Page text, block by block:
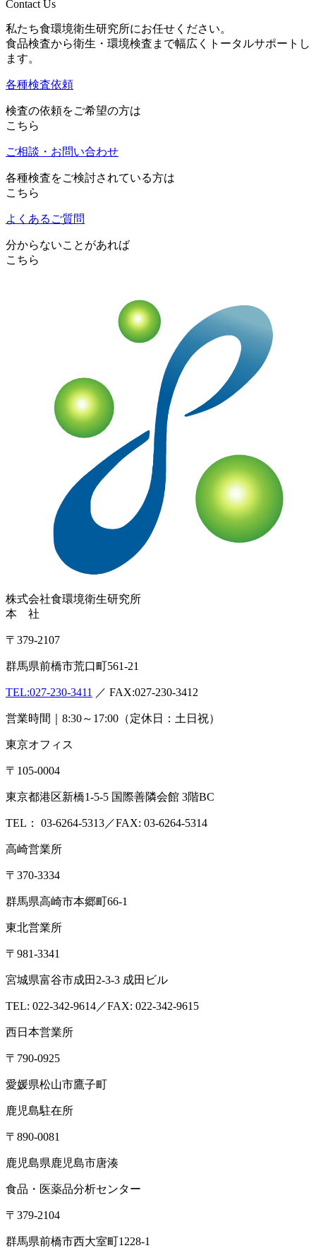
Contact Us
私たち食環境衛生研究所にお任せください。
食品検査から衛生・環境検査まで幅広くトータルサポートし
ます。
各種検査依頼
検査の依頼をご希望の方は
こちら
ご相談・お問い合わせ
各種検査をご検討されている方は
こちら
よくあるご質問
分からないことがあれば
こちら
株式会社食環境衛生研究所
本 社
〒379-2107
群馬県前橋市荒口町561-21
TEL:027-230-3411 ／ FAX:027-230-3412
営業時間｜8:30～17:00（定休日：土日祝）
東京オフィス
〒105-0004
東京都港区新橋1-5-5 国際善隣会館 3階BC
TEL： 03-6264-5313／FAX: 03-6264-5314
高崎営業所
〒370-3334
群馬県高崎市本郷町66-1
東北営業所
〒981-3341
宮城県富谷市成田2-3-3 成田ビル
TEL: 022-342-9614／FAX: 022-342-9615
西日本営業所
〒790-0925
愛媛県松山市鷹子町
鹿児島駐在所
〒890-0081
鹿児島県鹿児島市唐湊
食品・医薬品分析センター
〒379-2104
群馬県前橋市西大室町1228-1